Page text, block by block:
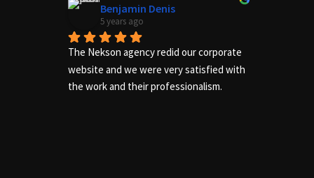
Benjamin Denis
5 years ago
The Nekson agency redid our corporate
website and we were very satisfied with
the work and their professionalism.